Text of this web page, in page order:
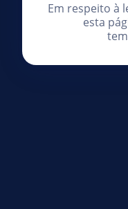
Em respeito à
esta